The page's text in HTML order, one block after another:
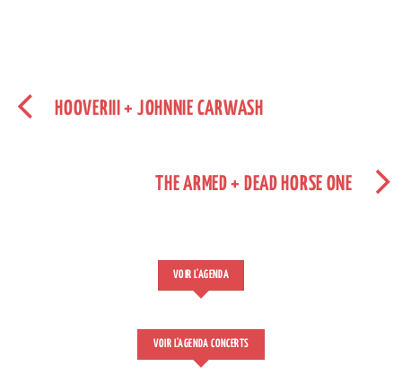
HOOVERIII + JOHNNIE CARWASH
THE ARMED + DEAD HORSE ONE
VOIR L'AGENDA
VOIR L'AGENDA CONCERTS